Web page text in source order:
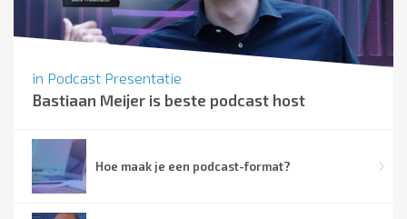
in Podcast Presentatie
Bastiaan Meijer is beste podcast host
Hoe maak je een podcast-format?